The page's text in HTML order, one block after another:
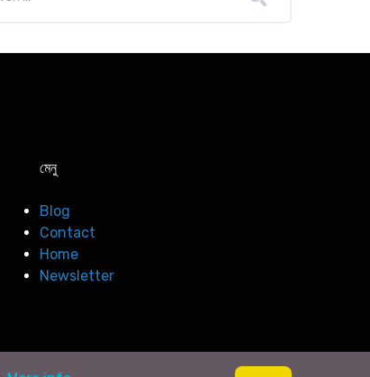
মেনু
Blog
Contact
Home
Newsletter